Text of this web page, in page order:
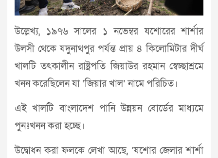
উল্লেখ্য, ১৯৭৬ সালের ১ নভেম্বর যশোরের শার্শার
উলসী থেকে যদুনাথপুর পর্যন্ত প্রায় ৪ কিলোমিটার দীর্ঘ
খালটি তৎকালীন রাষ্ট্রপতি জিয়াউর রহমান স্বেচ্ছাশ্রমে
খনন করেছিলেন যা ‘জিয়ার খাল’ নামে পরিচিত।
এই খালটি বাংলাদেশ পানি উন্নয়ন বোর্ডের মাধ্যমে
পুনঃখনন করা হচ্ছে।
উদ্বোধন করা ফলকে লেখা আছে, ‘যশোর জেলার শার্শা